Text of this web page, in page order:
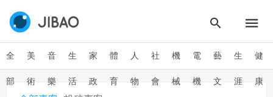
全
部
美
術
音
樂
生
活
家
政
體
育
人
物
社
會
機
械
電
機
藝
文
生
涯
健
康